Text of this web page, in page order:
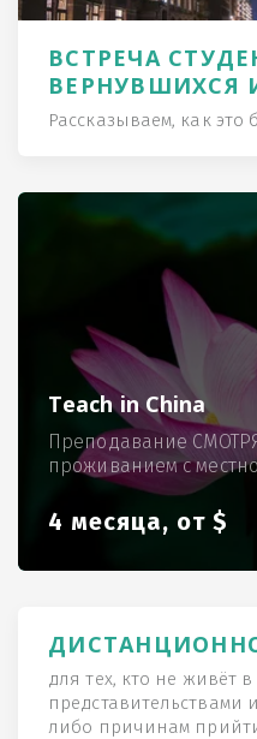
ВСТРЕЧА
ВЕРНУВШИХСЯ
Рассказываем, как это
Teach in China
Преподавание
проживанием с
4 месяца, от $
для тех, кто не живёт
либо причинам